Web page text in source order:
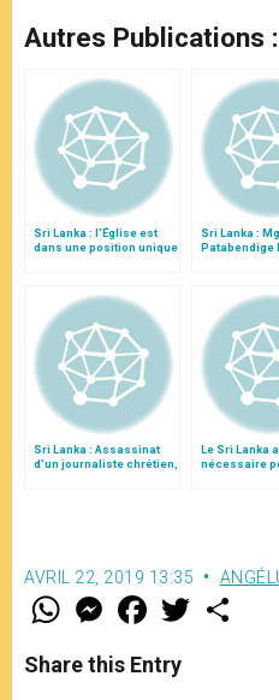
Autres Publications :
Sri Lanka : l'Église est
dans une position unique
Sri Lanka :
Patabendige
Sri Lanka : Assassinat
d’un journaliste chrétien,
Le Sri Lanka
nécessaire
AVRIL 22, 2019 13:35
W
t
s
M
e
s
e
F
a
e
b
w
Share this Entry